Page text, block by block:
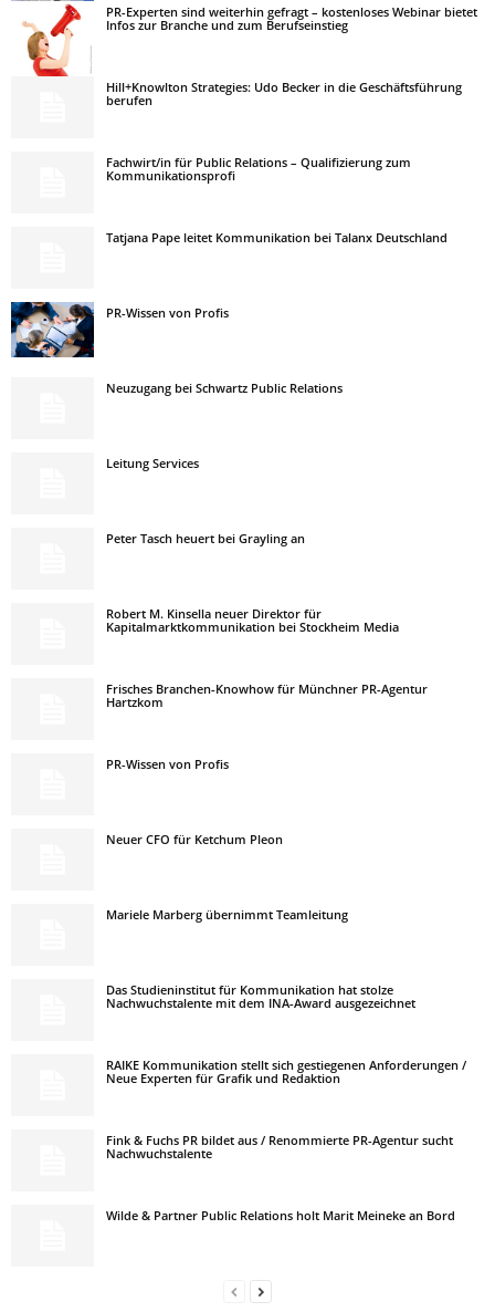
PR-Experten sind weiterhin gefragt – kostenloses Webinar bietet
Infos zur Branche und zum Berufseinstieg
Hill+Knowlton Strategies: Udo Becker in die Geschäftsführung
berufen
Fachwirt/in für Public Relations – Qualifizierung zum
Kommunikationsprofi
Tatjana Pape leitet Kommunikation bei Talanx Deutschland
PR-Wissen von Profis
Neuzugang bei Schwartz Public Relations
Leitung Services
Peter Tasch heuert bei Grayling an
Robert M. Kinsella neuer Direktor für
Kapitalmarktkommunikation bei Stockheim Media
Frisches Branchen-Knowhow für Münchner PR-Agentur
Hartzkom
PR-Wissen von Profis
Neuer CFO für Ketchum Pleon
Mariele Marberg übernimmt Teamleitung
Das Studieninstitut für Kommunikation hat stolze
Nachwuchstalente mit dem INA-Award ausgezeichnet
RAIKE Kommunikation stellt sich gestiegenen Anforderungen /
Neue Experten für Grafik und Redaktion
Fink & Fuchs PR bildet aus / Renommierte PR-Agentur sucht
Nachwuchstalente
Wilde & Partner Public Relations holt Marit Meineke an Bord